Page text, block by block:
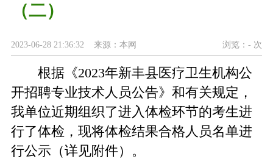
（二）
浏览：- 次
2023-06-28 21:36:32 来源：本网
根据《2023年新丰县医疗卫生机构公
开招聘专业技术人员公告》和有关规定，
我单位近期组织了进入体检环节的考生进
行了体检，现将体检结果合格人员名单进
行公示（详见附件）。